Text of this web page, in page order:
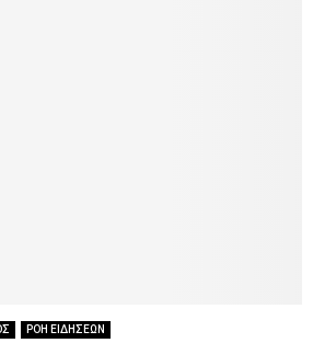
ΡΟΗ ΕΙΔΗΣΕΩΝ